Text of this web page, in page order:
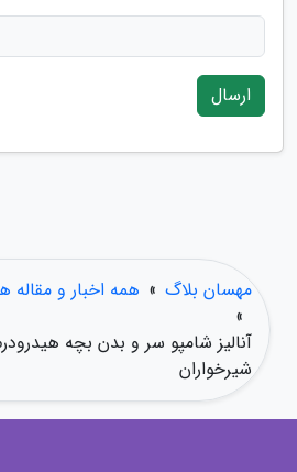
ارسال
مهسان بلاگ » همه اخبار و مقاله
»
آنالیز شامپو سر و بدن بچه
شیرخواران